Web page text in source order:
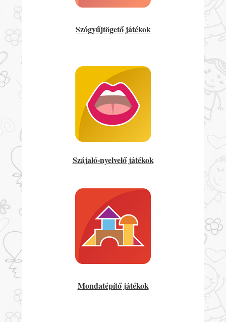
Szógyűjtögető játékok
Szájaló-nyelvelő játékok
Mondatépítő játékok